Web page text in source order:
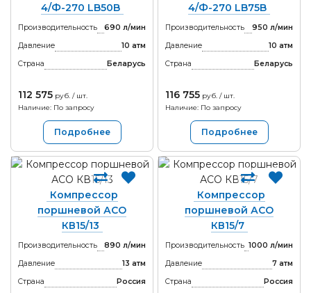
4/Ф-270 LB50B
Производительность
690 л/мин
Давление
10 атм
Страна
Беларусь
112 575 руб. / шт.
Наличие: По запросу
Подробнее
4/Ф-270 LB75B
Производительность
950 л/мин
Давление
10 атм
Страна
Беларусь
116 755 руб. / шт.
Наличие: По запросу
Подробнее
Компрессор
поршневой АСО
КВ15/13
Производительность
890 л/мин
Давление
13 атм
Страна
Россия
Компрессор
поршневой АСО
КВ15/7
Производительность 1000 л/мин
Давление
7 атм
Страна
Россия